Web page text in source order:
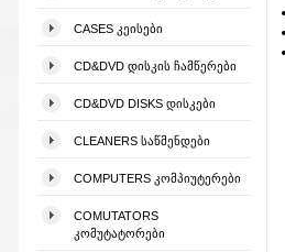
CASES ᲙᲔᲘᲡᲔᲑᲘ
CD&DVD ᲓᲘᲡᲙᲘᲡ ᲩᲐᲛᲬᲔᲠᲔᲑᲘ
CD&DVD DISKS ᲓᲘᲡᲙᲔᲑᲘ
CLEANERS ᲡᲐᲬᲛᲔᲜᲓᲔᲑᲘ
COMPUTERS ᲙᲝᲛᲞᲘᲣᲢᲔᲠᲔᲑᲘ
COMUTATORS
ᲙᲝᲛᲣᲢᲐᲢᲝᲠᲔᲑᲘ